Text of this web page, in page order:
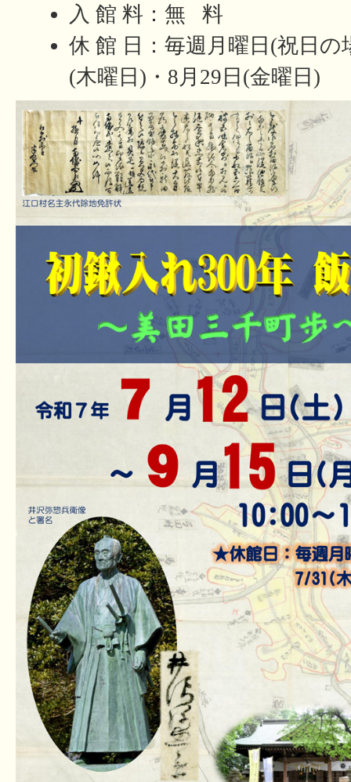
入 館 料：無 料
休 館 日：毎週月曜日(祝日の
(木曜日)・8月29日(金曜日)